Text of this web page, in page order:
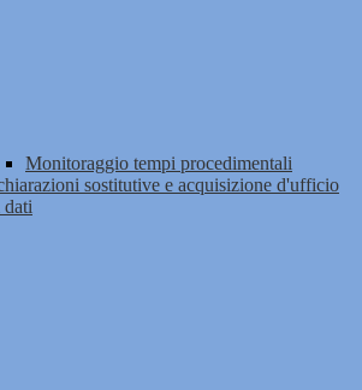
Monitoraggio tempi procedimentali
sostitutive e acquisizione d'ufficio
dati